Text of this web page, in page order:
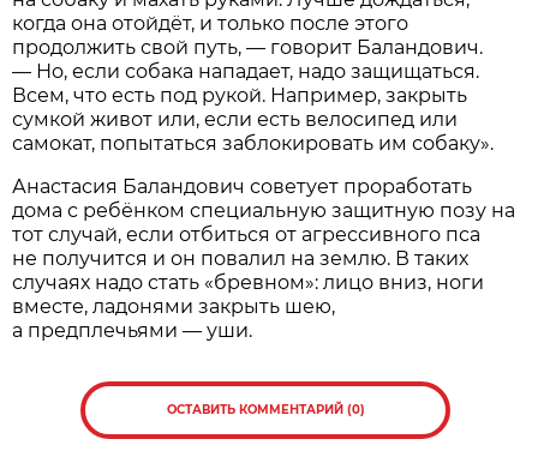
когда она отойдёт, и только после этого
продолжить свой путь, — говорит Баландович.
— Но, если собака нападает, надо защищаться.
Всем, что есть под рукой. Например, закрыть
сумкой живот или, если есть велосипед или
самокат, попытаться заблокировать им собаку».
Анастасия Баландович советует проработать
дома с ребёнком специальную защитную позу на
тот случай, если отбиться от агрессивного пса
не получится и он повалил на землю. В таких
случаях надо стать «бревном»: лицо вниз, ноги
вместе, ладонями закрыть шею,
а предплечьями — уши.
ОСТАВИТЬ КОММЕНТАРИЙ (0)